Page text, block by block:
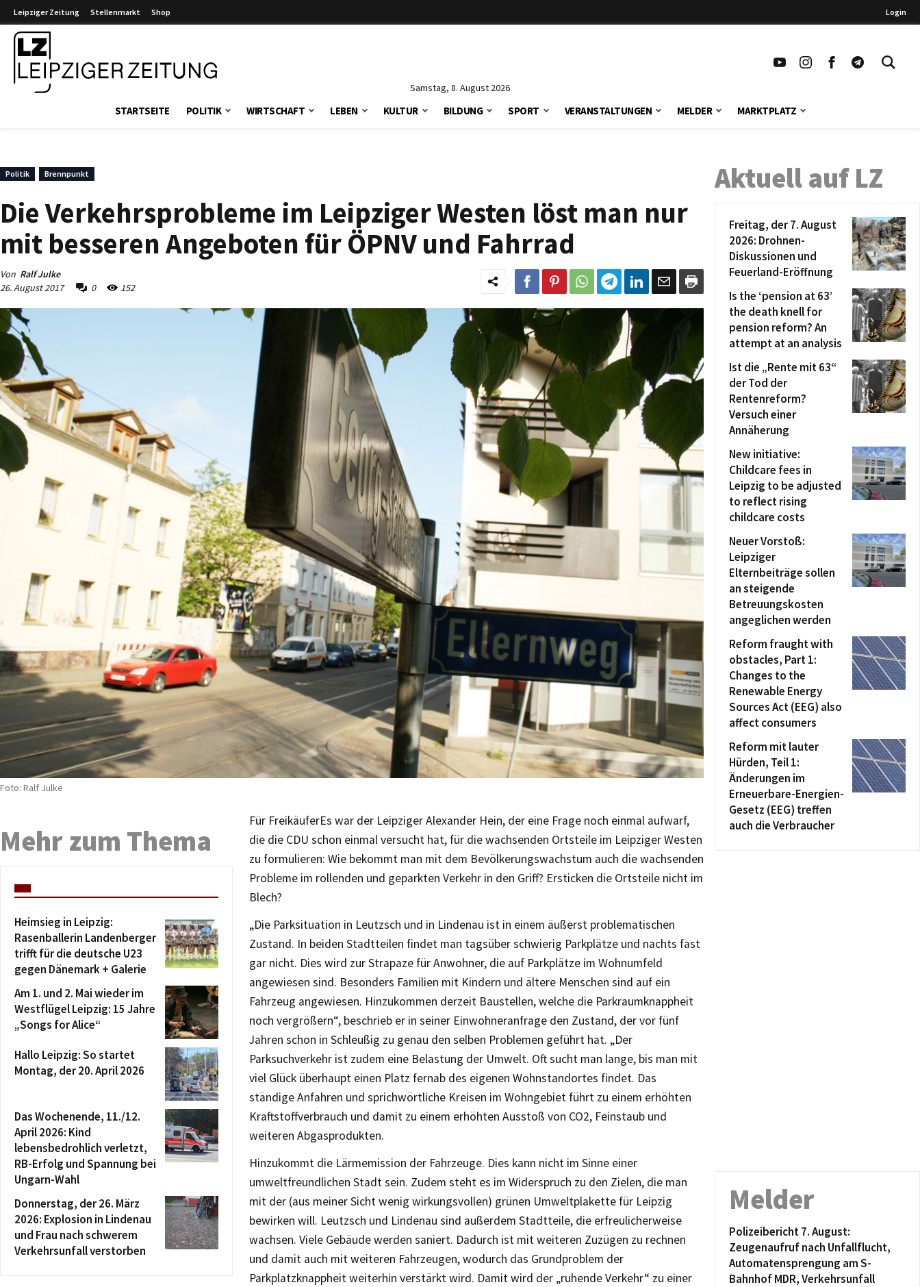
Leipziger Zeitung Stellenmarkt Shop Login
Samstag, 8. August 2026
STARTSEITE POLITIK WIRTSCHAFT LEBEN KULTUR BILDUNG SPORT VERANSTALTUNGEN MELDER MARKTPLATZ
Politik Brennpunkt
Die Verkehrsprobleme im Leipziger Westen löst man nur
mit besseren Angeboten für ÖPNV und Fahrrad
Von Ralf Julke
26. August 2017
0 152
Foto: Ralf Julke
Für FreikäuferEs war der Leipziger Alexander Hein, der eine Frage noch einmal aufwarf,
die die CDU schon einmal versucht hat, für die wachsenden Ortsteile im Leipziger Westen
zu formulieren: Wie bekommt man mit dem Bevölkerungswachstum auch die wachsenden
Probleme im rollenden und geparkten Verkehr in den Griff? Ersticken die Ortsteile nicht im
Blech?
„Die Parksituation in Leutzsch und in Lindenau ist in einem äußerst problematischen
Zustand. In beiden Stadtteilen findet man tagsüber schwierig Parkplätze und nachts fast
gar nicht. Dies wird zur Strapaze für Anwohner, die auf Parkplätze im Wohnumfeld
angewiesen sind. Besonders Familien mit Kindern und ältere Menschen sind auf ein
Fahrzeug angewiesen. Hinzukommen derzeit Baustellen, welche die Parkraumknappheit
noch vergrößern“, beschrieb er in seiner Einwohneranfrage den Zustand, der vor fünf
Jahren schon in Schleußig zu genau den selben Problemen geführt hat. „Der
Parksuchverkehr ist zudem eine Belastung der Umwelt. Oft sucht man lange, bis man mit
viel Glück überhaupt einen Platz fernab des eigenen Wohnstandortes findet. Das
ständige Anfahren und sprichwörtliche Kreisen im Wohngebiet führt zu einem erhöhten
Kraftstoffverbrauch und damit zu einem erhöhten Ausstoß von CO2, Feinstaub und
weiteren Abgasprodukten.
Hinzukommt die Lärmemission der Fahrzeuge. Dies kann nicht im Sinne einer
umweltfreundlichen Stadt sein. Zudem steht es im Widerspruch zu den Zielen, die man
mit der (aus meiner Sicht wenig wirkungsvollen) grünen Umweltplakette für Leipzig
bewirken will. Leutzsch und Lindenau sind außerdem Stadtteile, die erfreulicherweise
wachsen. Viele Gebäude werden saniert. Dadurch ist mit weiteren Zuzügen zu rechnen
und damit auch mit weiteren Fahrzeugen, wodurch das Grundproblem der
Parkplatzknappheit weiterhin verstärkt wird. Damit wird der „ruhende Verkehr“ zu einer
Mehr zum Thema
Heimsieg in Leipzig:
Rasenballerin Landenberger
trifft für die deutsche U23
gegen Dänemark + Galerie
Am 1. und 2. Mai wieder im
Westflügel Leipzig: 15 Jahre
„Songs for Alice“
Hallo Leipzig: So startet
Montag, der 20. April 2026
Das Wochenende, 11./12.
April 2026: Kind
lebensbedrohlich verletzt,
RB-Erfolg und Spannung bei
Ungarn-Wahl
Donnerstag, der 26. März
2026: Explosion in Lindenau
und Frau nach schwerem
Verkehrsunfall verstorben
Aktuell auf LZ
Freitag, der 7. August
2026: Drohnen-
Diskussionen und
Feuerland-Eröffnung
Is the ‘pension at 63’
the death knell for
pension reform? An
attempt at an analysis
Ist die „Rente mit 63“
der Tod der
Rentenreform?
Versuch einer
Annäherung
New initiative:
Childcare fees in
Leipzig to be adjusted
to reflect rising
childcare costs
Neuer Vorstoß:
Leipziger
Elternbeiträge sollen
an steigende
Betreuungskosten
angeglichen werden
Reform fraught with
obstacles, Part 1:
Changes to the
Renewable Energy
Sources Act (EEG) also
affect consumers
Reform mit lauter
Hürden, Teil 1:
Änderungen im
Erneuerbare-Energien-
Gesetz (EEG) treffen
auch die Verbraucher
Melder
Polizeibericht 7. August:
Zeugenaufruf nach Unfallflucht,
Automatensprengung am S-
Bahnhof MDR, Verkehrsunfall